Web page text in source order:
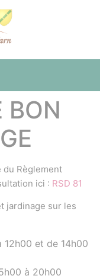
BON
du Règlement
ici : RSD 81
jardinage sur les
12h00 et de 14h00
à 20h00